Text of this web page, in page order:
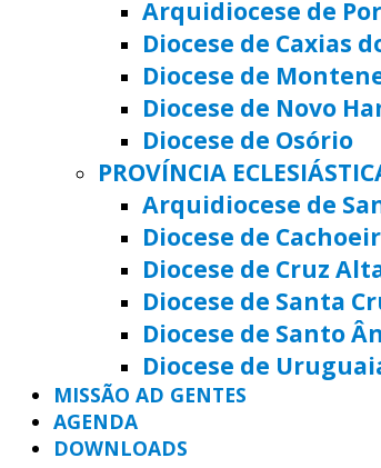
Arquidiocese de
Diocese de Caxias
Diocese de
Diocese de Novo
Diocese de Osório
PROVÍNCIA
Arquidiocese de
Diocese de
Diocese de Cruz
Diocese de Santa
Diocese de Santo
Diocese de
MISSÃO AD GENTES
AGENDA
DOWNLOADS